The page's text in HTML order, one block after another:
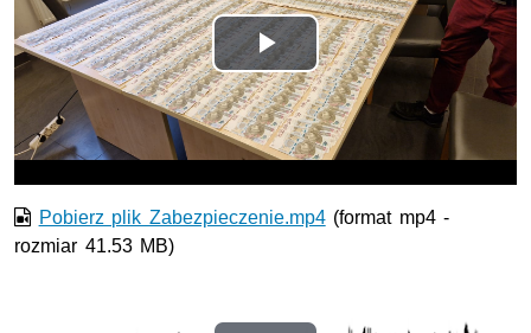
Odtwórz
wideo
Pobierz plik Zabezpieczenie.mp4(format mp4 -
rozmiar 41.53 MB)